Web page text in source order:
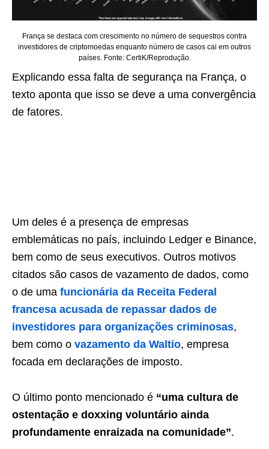
França se destaca com crescimento no número de sequestros contra
investidores de criptomoedas enquanto número de casos cai em outros
países. Fonte: CertiK/Reprodução.
Explicando essa falta de segurança na França, o
texto aponta que isso se deve a uma convergência
de fatores.
Um deles é a presença de empresas
emblemáticas no país, incluindo Ledger e Binance,
bem como de seus executivos. Outros motivos
citados são casos de vazamento de dados, como
o de uma funcionária da Receita Federal
francesa acusada de repassar dados de
investidores para organizações criminosas,
bem como o vazamento da Waltio, empresa
focada em declarações de imposto.
O último ponto mencionado é “uma cultura de
ostentação e doxxing voluntário ainda
profundamente enraizada na comunidade”.